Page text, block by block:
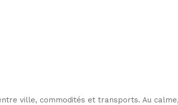
ville, commodités et transports. Au